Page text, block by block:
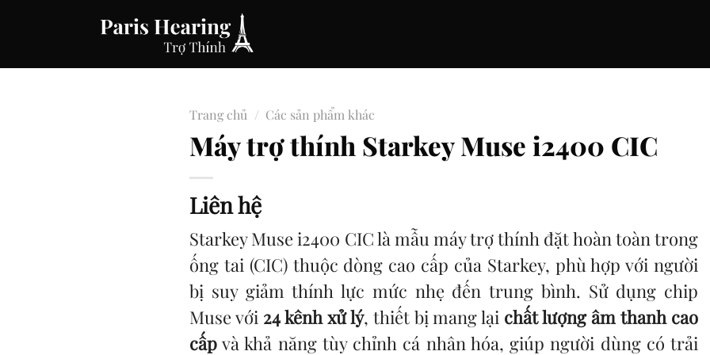
Trang chủ / Các sản phẩm khác
Máy trợ thính Starkey Muse i2400 CIC
Liên hệ
Starkey Muse i2400 CIC là mẫu máy trợ thính đặt hoàn toàn trong
ống tai (CIC) thuộc dòng cao cấp của Starkey, phù hợp với người
bị suy giảm thính lực mức nhẹ đến trung bình. Sử dụng chip
Muse với 24 kênh xử lý, thiết bị mang lại chất lượng âm thanh cao
cấp và khả năng tùy chỉnh cá nhân hóa, giúp người dùng có trải